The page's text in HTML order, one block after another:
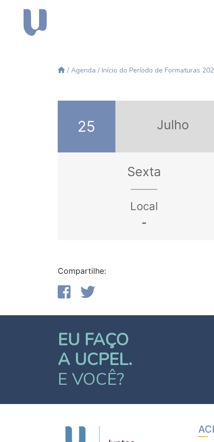
/ Agenda / Início do Período de Formaturas
25 Julho
Sexta
Local
-
Compartilhe:
EU FAÇO
A UCPEL.
E VOCÊ?